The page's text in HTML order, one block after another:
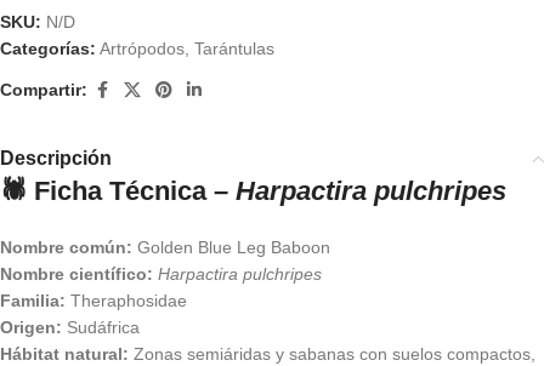
SKU: N/D
Categorías: Artrópodos Tarántulas
Compartir:
Descripción
🕷️ Ficha Técnica – Harpactira pulchripes
Nombre común: Golden Blue Leg Baboon
Nombre científico: Harpactira pulchripes
Familia: Theraphosidae
Origen: Sudáfrica
Hábitat natural: Zonas semiáridas y sabanas con suelos compactos,